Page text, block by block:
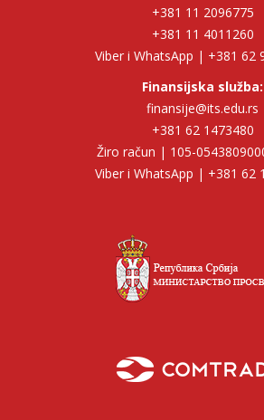
+381 11 2096775
+381 11 4011260
Viber i WhatsApp | +381 62
Finansijska služba:
finansije@its.edu.rs
+381 62 1473480
Žiro račun | 105-
Viber i WhatsApp | +381 62